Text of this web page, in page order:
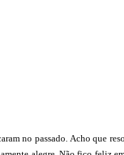
no passado. Acho que